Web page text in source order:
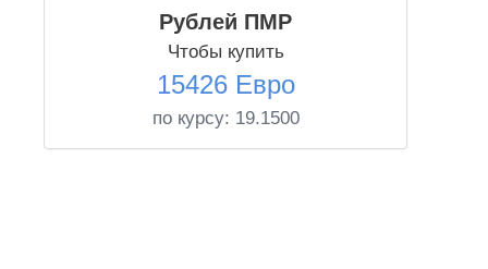
Рублей ПМР
Чтобы купить
15426 Евро
по курсу: 19.1500